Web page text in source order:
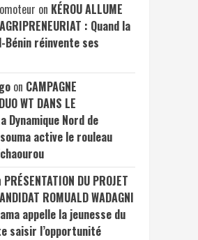
on KÉROU ALLUME
: Quand la
Bénin réinvente ses
on CAMPAGNE
WT DANS LE
Dynamique Nord de
active le rouleau
PRÉSENTATION DU PROJET
ROMUALD WADAGNI
appelle la jeunesse du
saisir l’opportunité